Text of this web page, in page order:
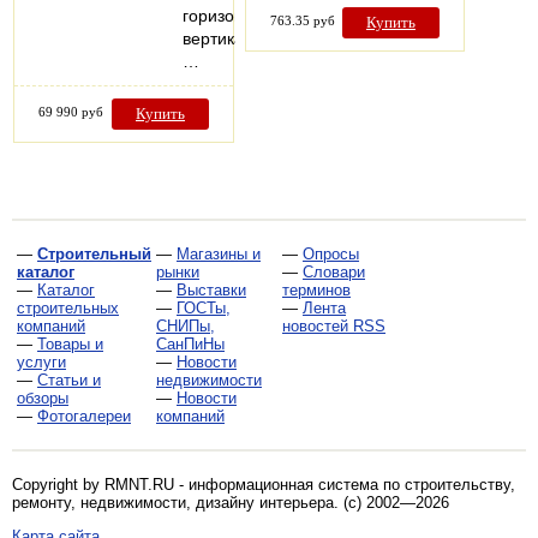
горизонтальная,
вертикальная;
69 990 руб Купить
763.35 руб Купить
— Строительный
каталог
— Каталог
строительных
компаний
— Товары и
услуги
— Статьи и
обзоры
— Фотогалереи
— Магазины и
рынки
— Выставки
— ГОСТы,
СНИПы,
СанПиНы
— Новости
недвижимости
— Новости
компаний
— Опросы
— Словари
терминов
— Лента
новостей RSS
Copyright by RMNT.RU - информационная система по строительству,
ремонту, недвижимости, дизайну интерьера . (c) 2002—2026